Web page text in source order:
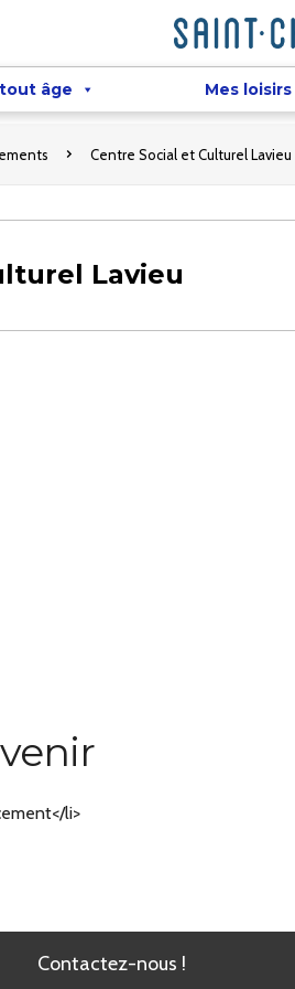
âge Mes loisirs
Centre Social et Culturel Lavieu
Lavieu
li>
Contactez-nous !